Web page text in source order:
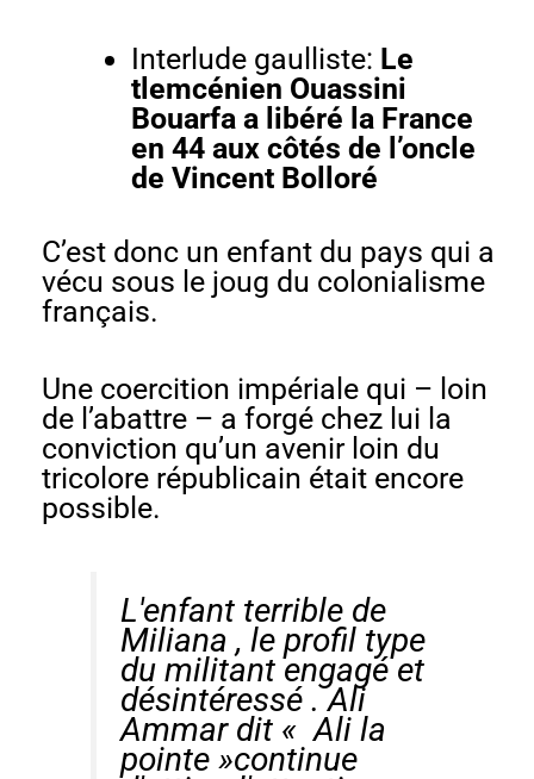
Interlude gaulliste: Le
tlemcénien Ouassini
Bouarfa a libéré la France
en 44 aux côtés de l’oncle
de Vincent Bolloré
C’est donc un enfant du pays qui a
vécu sous le joug du colonialisme
français.
Une coercition impériale qui – loin
de l’abattre – a forgé chez lui la
conviction qu’un avenir loin du
tricolore républicain était encore
possible.
L'enfant terrible de
Miliana , le profil type
du militant engagé et
désintéressé . Ali
Ammar dit « Ali la
pointe »continue